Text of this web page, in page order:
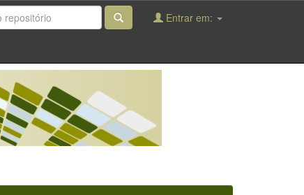
Entrar em: